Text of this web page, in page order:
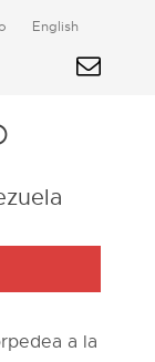
English
a la